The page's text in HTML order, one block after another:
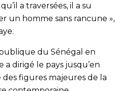
a traversées, il a su
un homme sans rancune »,
du Sénégal en
dirigé le pays jusqu’en
figures majeures de la